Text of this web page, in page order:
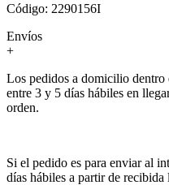
Código: 2290156I
Envíos
+
Los pedidos a domicilio
entre 3 y 5 días hábiles en
orden.
Si el pedido es para enviar al
días hábiles a partir de recibida